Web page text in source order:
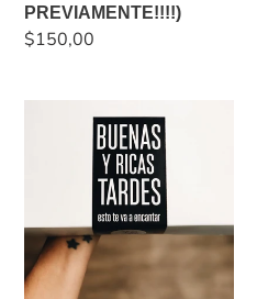
PREVIAMENTE!!!!)
Precio
$150,00
(CONSULTAR
PREVIAMENTE!!!!)